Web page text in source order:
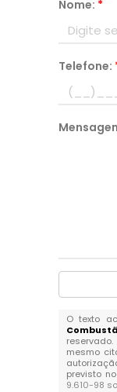
Nome: *
Telefone:
O texto
mesmo
previsto
9.610-98